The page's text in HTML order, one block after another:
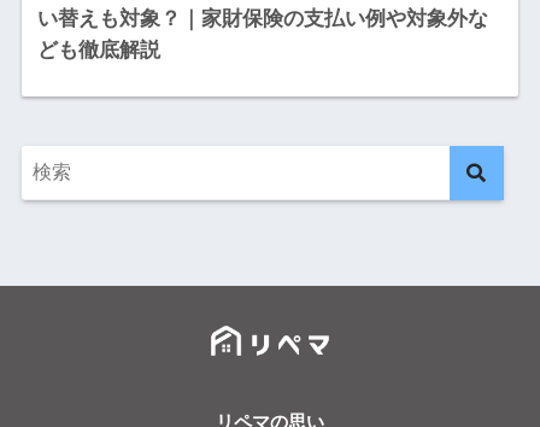
い替えも対象？｜家財保険の支払い例や対象外な
ども徹底解説
リペマの思い